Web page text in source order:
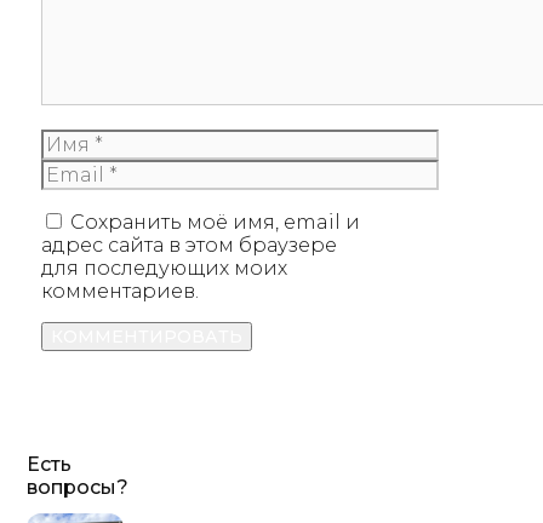
Имя
Email
Сохранить моё имя, email и
адрес сайта в этом браузере
для последующих моих
комментариев.
Есть
вопросы?